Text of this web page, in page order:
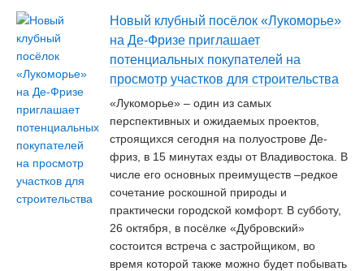
Новый клубный посёлок «Лукоморье»
на Де-Фризе приглашает
потенциальных покупателей на
просмотр участков для строительства
«Лукоморье» – один из самых
перспективных и ожидаемых проектов,
строящихся сегодня на полуострове Де-
фриз, в 15 минутах езды от Владивостока. В
числе его основных преимуществ –редкое
сочетание роскошной природы и
практически городской комфорт. В субботу,
26 октября, в посёлке «Дубровский»
состоится встреча с застройщиком, во
время которой также можно будет побывать